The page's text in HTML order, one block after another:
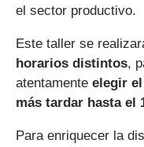
el sector productivo.
Este taller se
horarios distintos,
atentamente elegir
más tardar hasta el
Para enriquecer la